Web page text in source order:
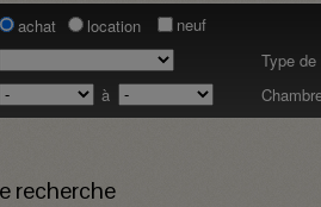
achat location
neuf
Type de
à
recherche